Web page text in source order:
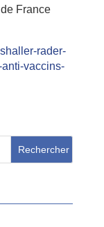
France
rader-
vaccins-